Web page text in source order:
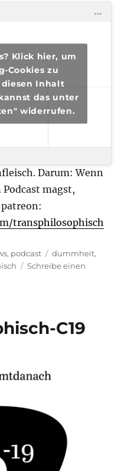
Klick hier, um
Cookies zu
Inhalt
das unter
widerrufen.
Darum: Wenn
magst,
transphilosophisch
, podcast Schlagwörter
dummheit,
Schreibe einen
C19